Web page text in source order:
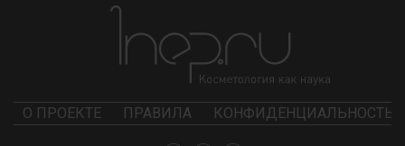
О ПРОЕКТЕ ПРАВИЛА КОНФИДЕНЦИАЛЬНОСТЬ